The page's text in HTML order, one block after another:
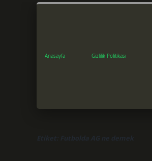
Anasayfa Gizlilik Politikası
Etiket: Futbolda AG ne demek